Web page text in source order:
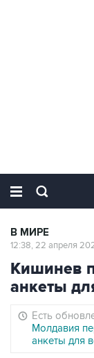
В МИРЕ
12:38, 22 апреля
Кишинев
анкеты
Есть
Молдавия
анкеты для